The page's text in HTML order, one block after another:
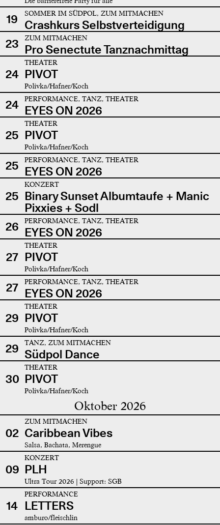
19 SOMMER IM SÜDPOL, ZUM MITMACHEN
Crashkurs Selbstverteidigung
23
ZUM MITMACHEN
Pro Senectute Tanznachmittag
24
THEATER
PIVOT
Polivka/Hafner/Koch
24 PERFORMANCE, TANZ, THEATER
EYES ON 2026
25
THEATER
PIVOT
Polivka/Hafner/Koch
25 PERFORMANCE, TANZ, THEATER
EYES ON 2026
25
KONZERT
Binary Sunset Albumtaufe + Manic
Pixxies + Sodl
26
PERFORMANCE, TANZ, THEATER
EYES ON 2026
27
THEATER
PIVOT
Polivka/Hafner/Koch
27 PERFORMANCE, TANZ, THEATER
EYES ON 2026
29
THEATER
PIVOT
Polivka/Hafner/Koch
29 TANZ, ZUM MITMACHEN
Südpol Dance
30
THEATER
PIVOT
Polivka/Hafner/Koch
Oktober 2026
02
ZUM MITMACHEN
Caribbean Vibes
Salsa, Bachata, Merengue
09
KONZERT
PLH
Ultra Tour 2026 | Support: SGB
14
PERFORMANCE
LETTERS
amburo/fleischlin